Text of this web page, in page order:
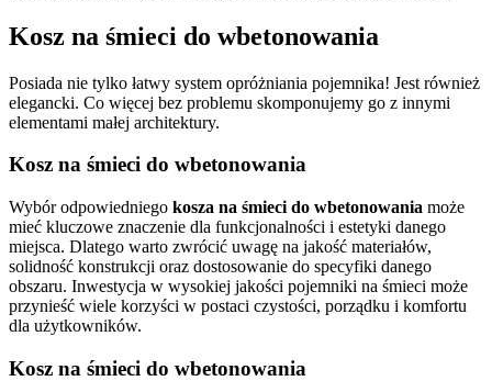
Kosz na śmieci do wbetonowania
Posiada nie tylko łatwy system opróżniania pojemnika! Jest również
elegancki. Co więcej bez problemu skomponujemy go z innymi
elementami małej architektury.
Kosz na śmieci do wbetonowania
Wybór odpowiedniego kosza na śmieci do wbetonowania może
mieć kluczowe znaczenie dla funkcjonalności i estetyki danego
miejsca. Dlatego warto zwrócić uwagę na jakość materiałów,
solidność konstrukcji oraz dostosowanie do specyfiki danego
obszaru. Inwestycja w wysokiej jakości pojemniki na śmieci może
przynieść wiele korzyści w postaci czystości, porządku i komfortu
dla użytkowników.
Kosz na śmieci do wbetonowania